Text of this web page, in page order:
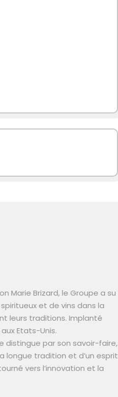
Marie Brizard, le Groupe a su
et de vins dans la
leurs traditions. Implanté
Etats-Unis.
distingue par son savoir-faire,
longue tradition et d’un esprit
vers l’innovation et la